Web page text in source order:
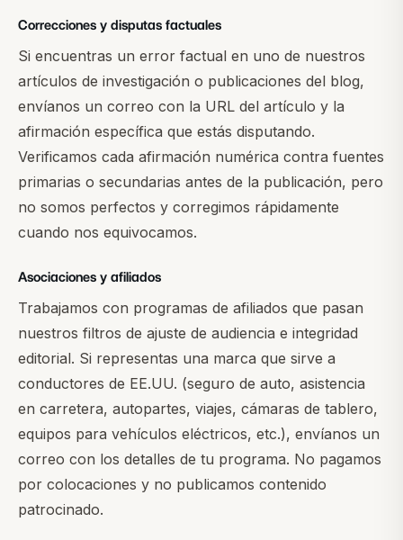
Correcciones y disputas factuales
Si encuentras un error factual en uno de nuestros
artículos de investigación o publicaciones del blog,
envíanos un correo con la URL del artículo y la
afirmación específica que estás disputando.
Verificamos cada afirmación numérica contra fuentes
primarias o secundarias antes de la publicación, pero
no somos perfectos y corregimos rápidamente
cuando nos equivocamos.
Asociaciones y afiliados
Trabajamos con programas de afiliados que pasan
nuestros filtros de ajuste de audiencia e integridad
editorial. Si representas una marca que sirve a
conductores de EE.UU. (seguro de auto, asistencia
en carretera, autopartes, viajes, cámaras de tablero,
equipos para vehículos eléctricos, etc.), envíanos un
correo con los detalles de tu programa. No pagamos
por colocaciones y no publicamos contenido
patrocinado.